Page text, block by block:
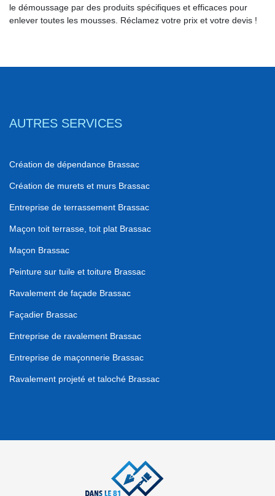
le démoussage par des produits spécifiques et efficaces pour
enlever toutes les mousses. Réclamez votre prix et votre devis !
AUTRES SERVICES
Création de dépendance Brassac
Création de murets et murs Brassac
Entreprise de terrassement Brassac
Maçon toit terrasse, toit plat Brassac
Maçon Brassac
Peinture sur tuile et toiture Brassac
Ravalement de façade Brassac
Façadier Brassac
Entreprise de ravalement Brassac
Entreprise de maçonnerie Brassac
Ravalement projeté et taloché Brassac